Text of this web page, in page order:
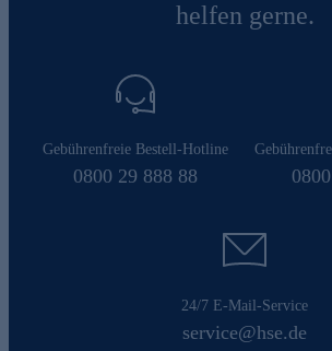
helfen gerne.
Gebührenfreie Bestell-Hotline
0800 29 888 88
24/7 E-Mail-Service
service@hse.de